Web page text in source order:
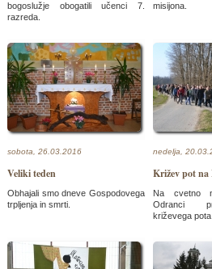
bogoslužje obogatili učenci 7.
razreda.
misijona.
sobota, 26.03.2016
Veliki teden
Obhajali smo dneve Gospodovega
trpljenja in smrti.
nedelja,
Križev pot na
Na cvetno
Odranci
križevega